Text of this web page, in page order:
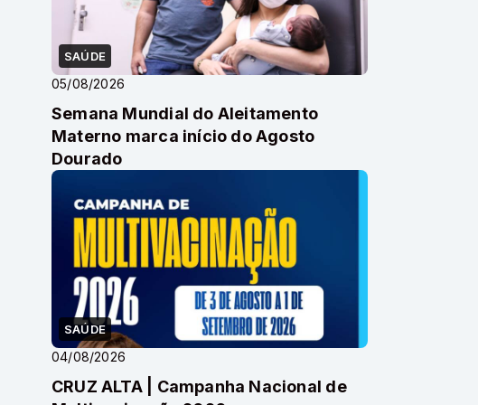
SAÚDE
05/08/2026
Semana Mundial do Aleitamento
Materno marca início do Agosto
Dourado
SAÚDE
04/08/2026
CRUZ ALTA | Campanha Nacional de